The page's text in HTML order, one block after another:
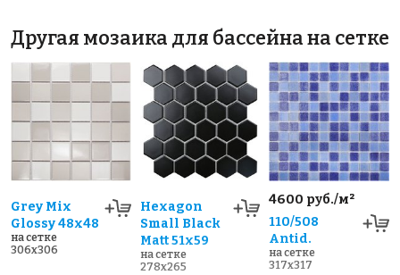
Другая мозаика для бассейна на сетке
Grey Mix
Glossy 48x48
на сетке
306x306
Hexagon
Small Black
Matt 51x59
на сетке
278x265
4600 руб./м²
110/508
Antid.
на сетке
317x317